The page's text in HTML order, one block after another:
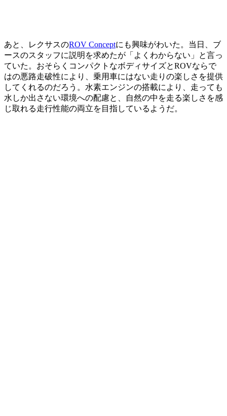
あと、レクサスのROV Conceptにも興味がわいた。当日、ブ
ースのスタッフに説明を求めたが「よくわからない」と言っ
ていた。おそらくコンパクトなボディサイズとROVならで
はの悪路走破性により、乗用車にはない走りの楽しさを提供
してくれるのだろう。水素エンジンの搭載により、走っても
水しか出さない環境への配慮と、自然の中を走る楽しさを感
じ取れる走行性能の両立を目指しているようだ。